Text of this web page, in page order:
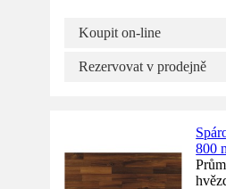
Koupit on-line
Rezervovat v prodejně
800